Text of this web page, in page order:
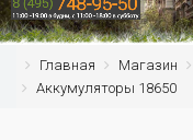
Главная Магазин
Аккумуляторы 18650